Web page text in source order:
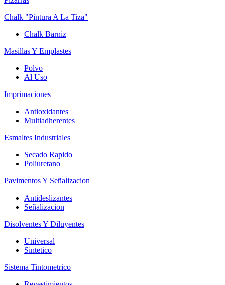
Chalk "Pintura A La Tiza"
Chalk Barniz
Masillas Y Emplastes
Polvo
Al Uso
Imprimaciones
Antioxidantes
Multiadherentes
Esmaltes Industriales
Secado Rapido
Poliuretano
Pavimentos Y Señalizacion
Antideslizantes
Señalizacion
Disolventes Y Diluyentes
Universal
Sintetico
Sistema Tintometrico